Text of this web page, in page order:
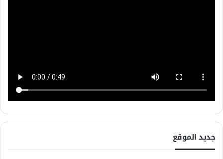
جديد الموقع